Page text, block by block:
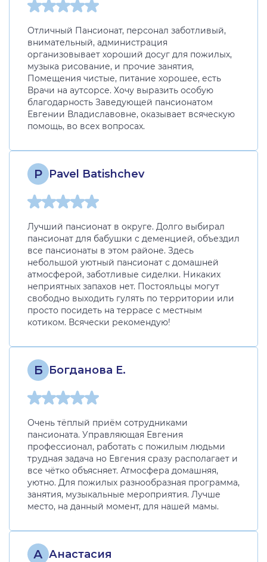
Отличный Пансионат, персонал заботливый,
внимательный, администрация
организовывает хороший досуг для пожилых,
музыка рисование, и прочие занятия,
Помещения чистые, питание хорошее, есть
Врачи на аутсорсе. Хочу выразить особую
благодарность Заведующей пансионатом
Евгении Владиславовне, оказывает всяческую
помощь, во всех вопросах.
P Pavel Batishchev
Лучший пансионат в округе. Долго выбирал
пансионат для бабушки с деменцией, объездил
все пансионаты в этом районе. Здесь
небольшой уютный пансионат с домашней
атмосферой, заботливые сиделки. Никаких
неприятных запахов нет. Постояльцы могут
свободно выходить гулять по территории или
просто посидеть на террасе с местным
котиком. Всячески рекомендую!
Б Богданова Е.
Очень тёплый приём сотрудниками
пансионата. Управляющая Евгения
профессионал, работать с пожилым людьми
трудная задача но Евгения сразу располагает и
все чётко объясняет. Атмосфера домашняя,
уютно. Для пожилых разнообразная программа,
занятия, музыкальные мероприятия. Лучше
место, на данный момент, для нашей мамы.
А Анастасия